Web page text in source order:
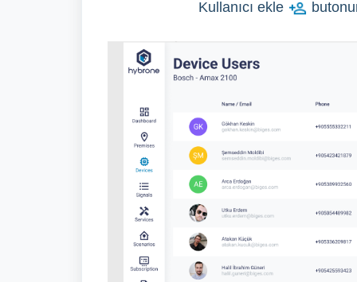
Kullanıcı ekle